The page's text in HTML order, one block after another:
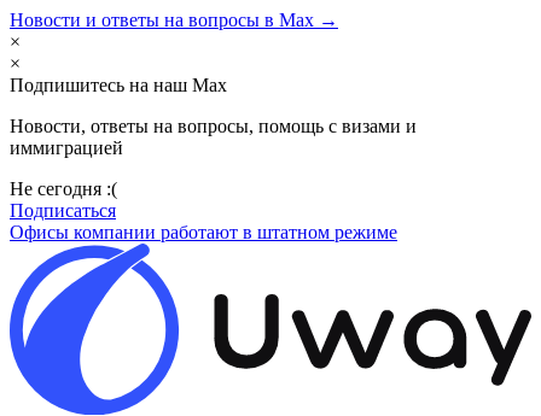
Новости и ответы на вопросы в Max →
×
×
Подпишитесь на наш Max
Новости, ответы на вопросы, помощь с визами и
иммиграцией
Не сегодня :(
Подписаться
Офисы компании работают в штатном режиме